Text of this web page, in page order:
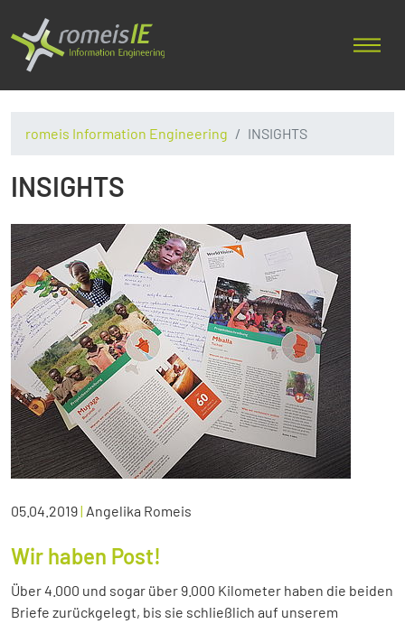
romeis Information Engineering INSIGHTS
INSIGHTS
05.04.2019| Angelika Romeis
Wir haben Post!
Über 4.000 und sogar über 9.000 Kilometer haben die beiden
Briefe zurückgelegt, bis sie schließlich auf unserem